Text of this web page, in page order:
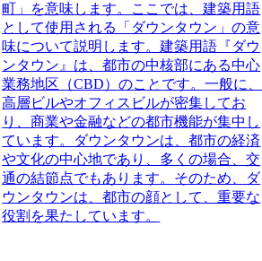
町」を意味します。ここでは、建築用語
として使用される「ダウンタウン」の意
味について説明します。建築用語『ダウ
ンタウン』は、都市の中核部にある中心
業務地区（CBD）のことです。一般に、
高層ビルやオフィスビルが密集してお
り、商業や金融などの都市機能が集中し
ています。
ダウンタウンは、都市の経済
や文化の中心地であり、多くの場合、交
通の結節点でもあります。 そのため、ダ
ウンタウンは、都市の顔として、重要な
役割を果たしています。